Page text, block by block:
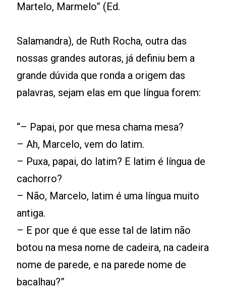
Martelo, Marmelo” (Ed.
Salamandra), de Ruth Rocha, outra das
nossas grandes autoras, já definiu bem a
grande dúvida que ronda a origem das
palavras, sejam elas em que língua forem:
“– Papai, por que mesa chama mesa?
– Ah, Marcelo, vem do latim.
– Puxa, papai, do latim? E latim é língua de
cachorro?
– Não, Marcelo, latim é uma língua muito
antiga.
– E por que é que esse tal de latim não
botou na mesa nome de cadeira, na cadeira
nome de parede, e na parede nome de
bacalhau?”